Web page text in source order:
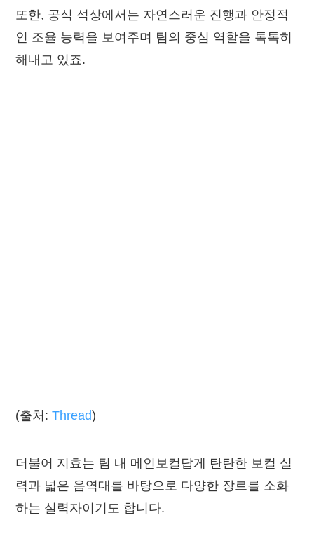
또한, 공식 석상에서는 자연스러운 진행과 안정적
인 조율 능력을 보여주며 팀의 중심 역할을 톡톡히
해내고 있죠.
(출처:Thread)
더불어 지효는 팀 내 메인보컬답게 탄탄한 보컬 실
력과 넓은 음역대를 바탕으로 다양한 장르를 소화
하는 실력자이기도 합니다.